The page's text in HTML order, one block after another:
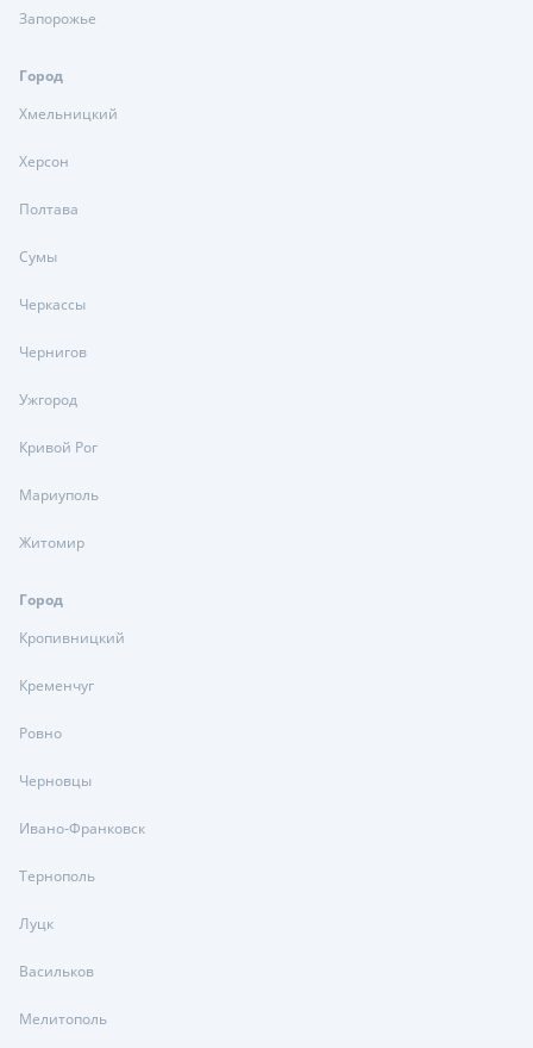
Запорожье
Город
Хмельницкий
Херсон
Полтава
Сумы
Черкассы
Чернигов
Ужгород
Кривой Рог
Мариуполь
Житомир
Город
Кропивницкий
Кременчуг
Ровно
Черновцы
Ивано-Франковск
Тернополь
Луцк
Васильков
Мелитополь